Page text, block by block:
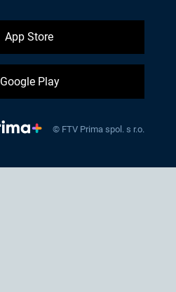
App Store
Google Play
© FTV Prima spol. s r.o.